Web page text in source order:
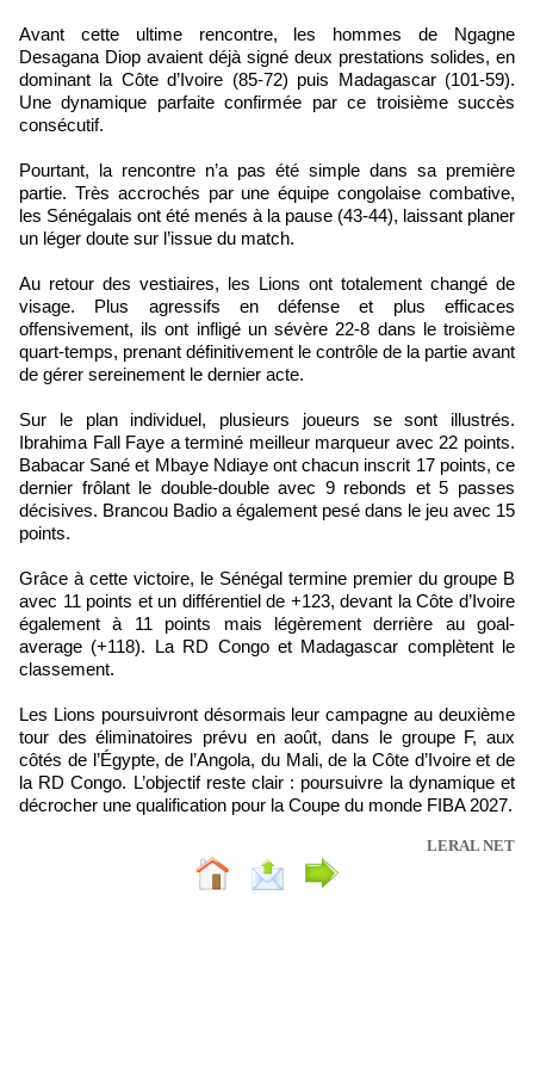
Avant cette ultime rencontre, les hommes de Ngagne
Desagana Diop avaient déjà signé deux prestations solides, en
dominant la Côte d’Ivoire (85-72) puis Madagascar (101-59).
Une dynamique parfaite confirmée par ce troisième succès
consécutif.
Pourtant, la rencontre n’a pas été simple dans sa première
partie. Très accrochés par une équipe congolaise combative,
les Sénégalais ont été menés à la pause (43-44), laissant planer
un léger doute sur l’issue du match.
Au retour des vestiaires, les Lions ont totalement changé de
visage. Plus agressifs en défense et plus efficaces
offensivement, ils ont infligé un sévère 22-8 dans le troisième
quart-temps, prenant définitivement le contrôle de la partie avant
de gérer sereinement le dernier acte.
Sur le plan individuel, plusieurs joueurs se sont illustrés.
Ibrahima Fall Faye a terminé meilleur marqueur avec 22 points.
Babacar Sané et Mbaye Ndiaye ont chacun inscrit 17 points, ce
dernier frôlant le double-double avec 9 rebonds et 5 passes
décisives. Brancou Badio a également pesé dans le jeu avec 15
points.
Grâce à cette victoire, le Sénégal termine premier du groupe B
avec 11 points et un différentiel de +123, devant la Côte d’Ivoire
également à 11 points mais légèrement derrière au goal-
average (+118). La RD Congo et Madagascar complètent le
classement.
Les Lions poursuivront désormais leur campagne au deuxième
tour des éliminatoires prévu en août, dans le groupe F, aux
côtés de l’Égypte, de l’Angola, du Mali, de la Côte d’Ivoire et de
la RD Congo. L’objectif reste clair : poursuivre la dynamique et
décrocher une qualification pour la Coupe du monde FIBA 2027.
LERAL NET